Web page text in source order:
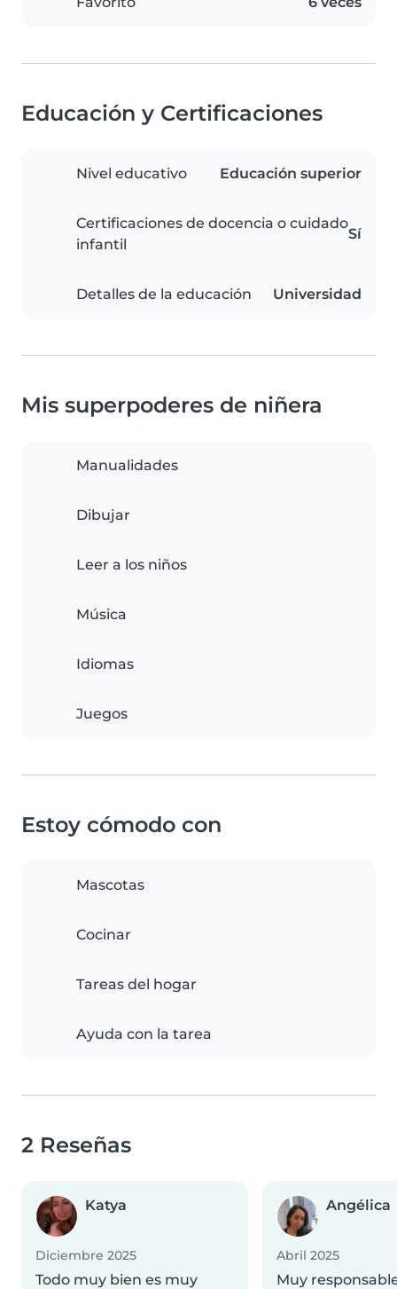
Educación y Certificaciones
Nivel educativo Educación superior
Certificaciones de docencia o cuidado
infantil
Sí
Detalles de la educación Universidad
Mis superpoderes de niñera
Manualidades
Dibujar
Leer a los niños
Música
Idiomas
Juegos
Estoy cómodo con
Mascotas
Cocinar
Tareas del hogar
Ayuda con la tarea
2 Reseñas
Katya
Diciembre 2025
Todo muy bien es muy
Angélica
Abril 2025
Muy